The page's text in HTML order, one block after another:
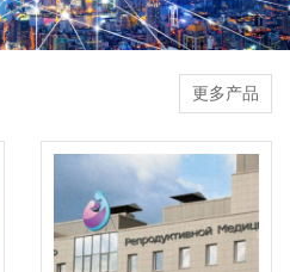
更多产品